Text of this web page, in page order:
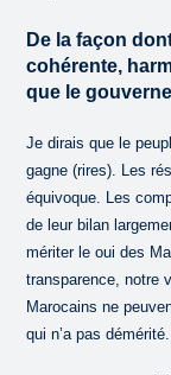
De la façon
cohérente,
que le
Je dirais que le
gagne (rires). Les
équivoque. Les
de leur bilan
mériter le oui des
transparence, notre
Marocains ne
qui n’a pas démérité.